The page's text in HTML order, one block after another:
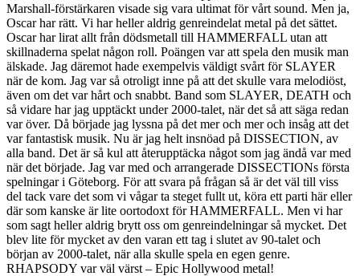
Marshall-förstärkaren visade sig vara ultimat för vårt sound. Men ja,
Oscar har rätt. Vi har heller aldrig genreindelat metal på det sättet.
Oscar har lirat allt från dödsmetall till HAMMERFALL utan att
skillnaderna spelat någon roll. Poängen var att spela den musik man
älskade. Jag däremot hade exempelvis väldigt svårt för SLAYER
när de kom. Jag var så otroligt inne på att det skulle vara melodiöst,
även om det var hårt och snabbt. Band som SLAYER, DEATH och
så vidare har jag upptäckt under 2000-talet, när det så att säga redan
var över. Då började jag lyssna på det mer och mer och insåg att det
var fantastisk musik. Nu är jag helt insnöad på DISSECTION, av
alla band. Det är så kul att återupptäcka något som jag ändå var med
när det började. Jag var med och arrangerade DISSECTIONs första
spelningar i Göteborg. För att svara på frågan så är det väl till viss
del tack vare det som vi vågar ta steget fullt ut, köra ett parti här eller
där som kanske är lite oortodoxt för HAMMERFALL. Men vi har
som sagt heller aldrig brytt oss om genreindelningar så mycket. Det
blev lite för mycket av den varan ett tag i slutet av 90-talet och
början av 2000-talet, när alla skulle spela en egen genre.
RHAPSODY var väl värst – Epic Hollywood metal!